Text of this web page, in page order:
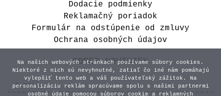
Dodacie podmienky
Reklamačný poriadok
Formulár na odstúpenie od zmluvy
Ochrana osobných údajov
ODBER NOVINIEK
Na našich webových stránkach používame súbory cookies.
Niektoré z nich sú nevyhnutné, zatiaľ čo iné nám pomáhajú
vylepšiť tento web a váš používateľský zážitok. Na
personalizáciu reklám spracúvame spolu s našimi partnermi
osobné údaje pomocou súborov cookie a reklamných